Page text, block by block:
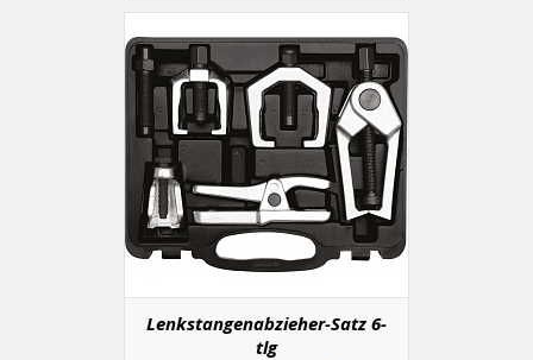
Lenkstangenabzieher-Satz 6-
tlg